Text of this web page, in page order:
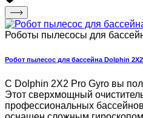
Роботы пылесосы для
Робот пылесос для бассейна Dolphin
С Dolphin 2X2 Pro Gyro вы
Этот сверхмощный
профессиональных